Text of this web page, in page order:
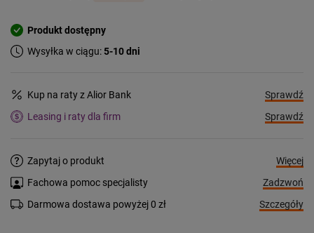
Produkt dostępny
Wysyłka w ciągu:5-10 dni
Kup na raty z Alior Bank
Sprawdź
Leasing i raty dla firm
Sprawdź
Zapytaj o produkt
Więcej
Fachowa pomoc specjalisty
Zadzwoń
Darmowa dostawa powyżej 0 zł
Szczegóły